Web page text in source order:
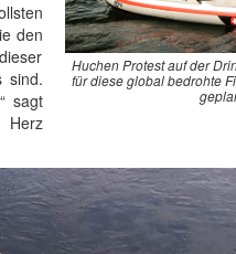
Huchen Protest auf der
für diese global bedrohte
den
sind.
sagt